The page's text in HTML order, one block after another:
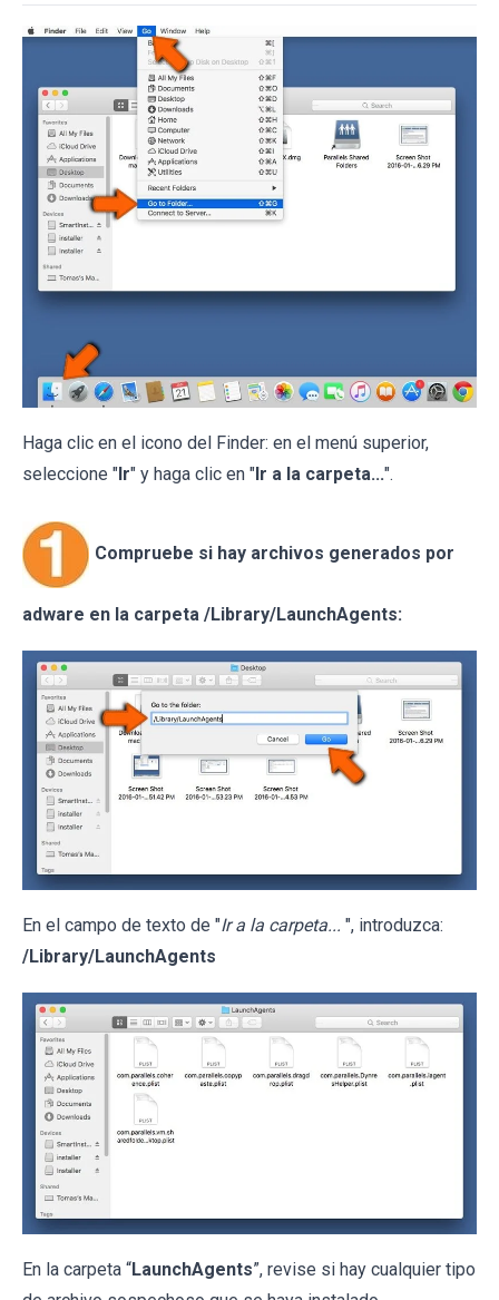
Haga clic en el icono del Finder: en el menú superior,
seleccione "Ir" y haga clic en "Ir a la carpeta...".
Compruebe si hay archivos generados por
adware en la carpeta /Library/LaunchAgents:
En el campo de texto de "Ir a la carpeta... ", introduzca:
/Library/LaunchAgents
En la carpeta “LaunchAgents”, revise si hay cualquier tipo